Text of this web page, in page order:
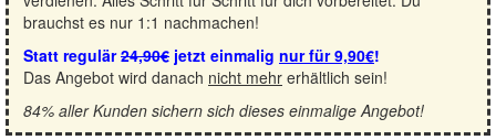
brauchst es nur 1:1 nachmachen!
Statt regulär24,90€ jetzt einmalig nur für 9,90€!
Das Angebot wird danach nicht mehr erhältlich sein!
84% aller Kunden sichern sich dieses einmalige Angebot!